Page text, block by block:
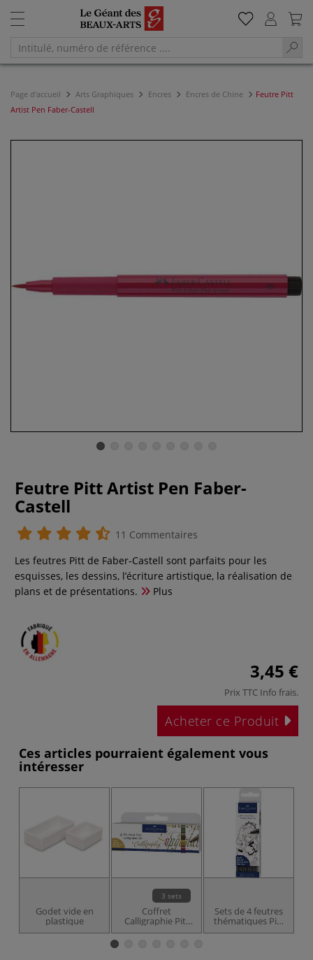
Page d'accueil Arts Graphiques Encres Encres de Chine
Feutre Pitt
Artist Pen Faber-Castell
Feutre Pitt Artist Pen Faber-
Castell
11 Commentaires
Les feutres Pitt de Faber-Castell sont parfaits pour les
esquisses, les dessins, l’écriture artistique, la réalisation de
plans et de présentations.
Plus
3,45 €
Prix TTC Info frais.
Acheter ce Produit
Ces articles pourraient également vous
intéresser
Godet vide en
plastique
3 sets
Coffret
Calligraphie Pitt
Faber-Castell
Sets de 4 feutres
thématiques Pitt
Manga Faber